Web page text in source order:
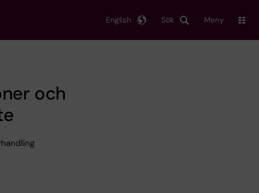
Sök
English Meny
och